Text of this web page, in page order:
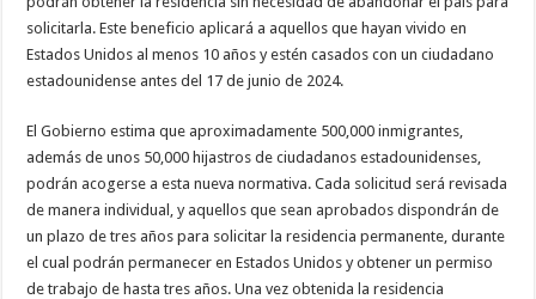
solicitarla. Este beneficio aplicará a aquellos que hayan vivido en
Estados Unidos al menos 10 años y estén casados con un ciudadano
estadounidense antes del 17 de junio de 2024.
El Gobierno estima que aproximadamente 500,000 inmigrantes,
además de unos 50,000 hijastros de ciudadanos estadounidenses,
podrán acogerse a esta nueva normativa. Cada solicitud será revisada
de manera individual, y aquellos que sean aprobados dispondrán de
un plazo de tres años para solicitar la residencia permanente, durante
el cual podrán permanecer en Estados Unidos y obtener un permiso
de trabajo de hasta tres años. Una vez obtenida la residencia